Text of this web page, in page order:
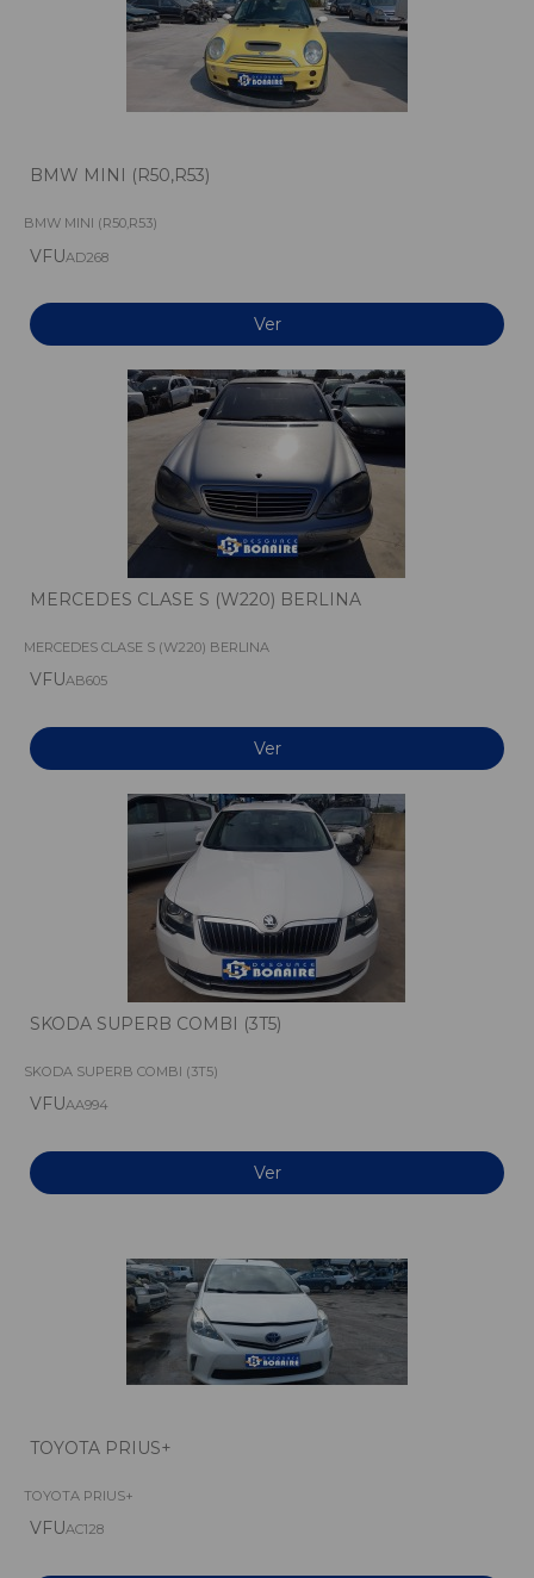
BMW MINI (R50,R53)
BMW MINI (R50,R53)
VFUAD268
Ver
MERCEDES CLASE S (W220) BERLINA
MERCEDES CLASE S (W220) BERLINA
VFUAB605
Ver
SKODA SUPERB COMBI (3T5)
SKODA SUPERB COMBI (3T5)
VFUAA994
Ver
TOYOTA PRIUS+
TOYOTA PRIUS+
VFUAC128